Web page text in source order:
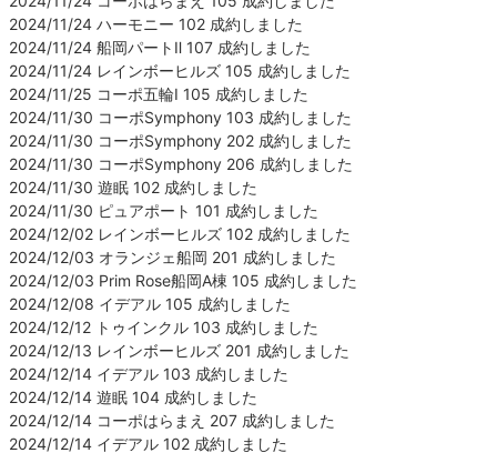
2024/11/24 ハーモニー 102 成約しました
2024/11/24 船岡パートⅡ 107 成約しました
2024/11/24 レインボーヒルズ 105 成約しました
2024/11/25 コーポ五輪Ⅰ 105 成約しました
2024/11/30 コーポSymphony 103 成約しました
2024/11/30 コーポSymphony 202 成約しました
2024/11/30 コーポSymphony 206 成約しました
2024/11/30 遊眠 102 成約しました
2024/11/30 ピュアポート 101 成約しました
2024/12/02 レインボーヒルズ 102 成約しました
2024/12/03 オランジェ船岡 201 成約しました
2024/12/03 Prim Rose船岡A棟 105 成約しました
2024/12/08 イデアル 105 成約しました
2024/12/12 トゥインクル 103 成約しました
2024/12/13 レインボーヒルズ 201 成約しました
2024/12/14 イデアル 103 成約しました
2024/12/14 遊眠 104 成約しました
2024/12/14 コーポはらまえ 207 成約しました
2024/12/14 イデアル 102 成約しました